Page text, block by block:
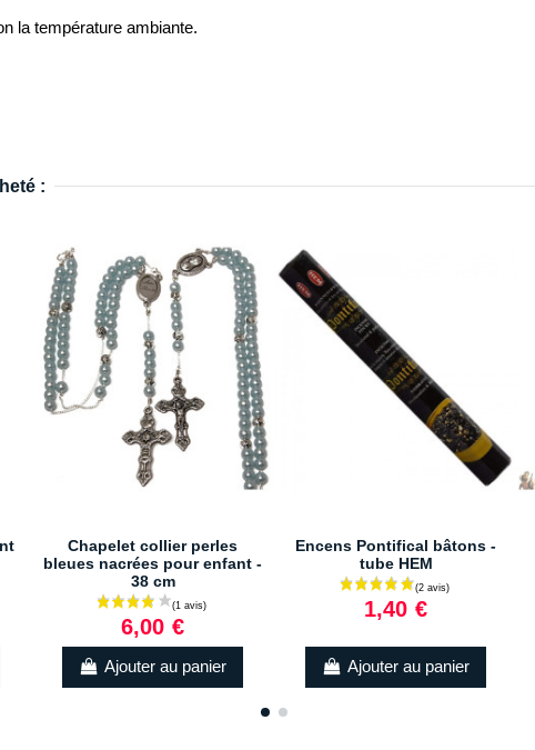
la température ambiante.
:
Chapelet collier perles
bleues nacrées pour enfant -
38 cm
6,00 €
Ajouter au panier
Encens Pontifical bâtons -
tube HEM
1,40 €
Ajouter au panier